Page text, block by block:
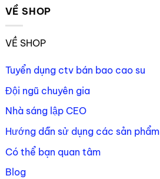
VỀ SHOP
VỀ SHOP
Tuyển dụng ctv bán bao cao su
Đội ngũ chuyên gia
Nhà sáng lập CEO
Hướng dẫn sử dụng các sản phẩm
Có thể bạn quan tâm
Blog